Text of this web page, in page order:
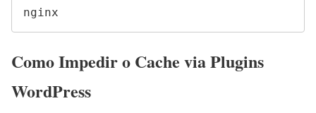
nginx
Como Impedir o Cache via Plugins
WordPress